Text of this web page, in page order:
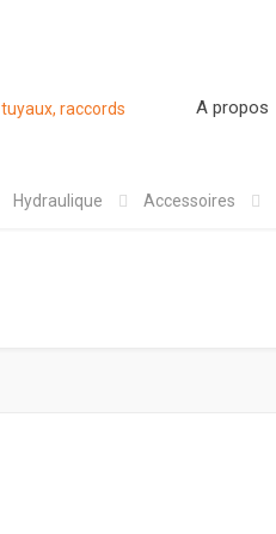
A propos
Hydraulique Accessoires